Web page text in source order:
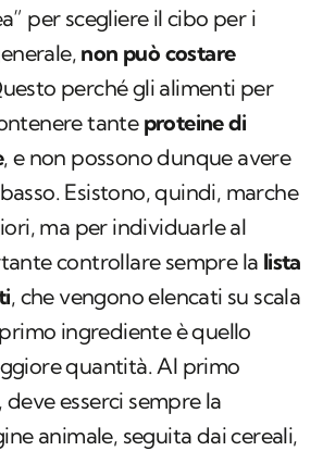
per scegliere il cibo per i
non può costare
perché gli alimenti per
tante proteine di
, e non possono dunque avere
Esistono, quindi, marche
ma per individuarle al
controllare sempre la lista
, che vengono elencati su scala
ingrediente è quello
quantità. Al primo
esserci sempre la
animale, seguita dai cereali,